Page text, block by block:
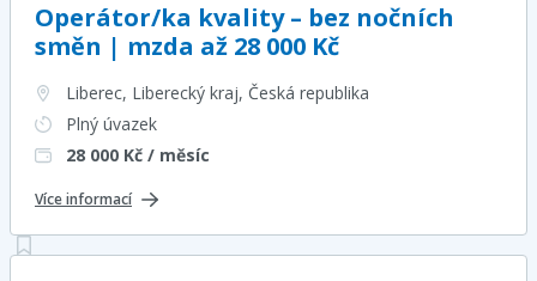
Operátor/ka kvality – bez nočních
směn | mzda až 28 000 Kč
Liberec, Liberecký kraj, Česká republika
Plný úvazek
28 000 Kč / měsíc
Více informací